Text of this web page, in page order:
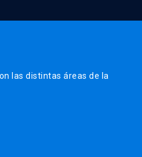
las distintas áreas de la